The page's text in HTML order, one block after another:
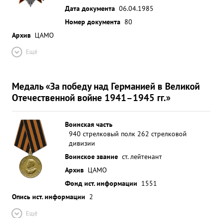
Дата документа 06.04.1985
Номер документа 80
Архив ЦАМО
Ещё
Медаль «За победу над Германией в Великой
Отечественной войне 1941–1945 гг.»
Воинская часть
940 стрелковый полк 262 стрелковой
дивизии
Воинское звание ст. лейтенант
Архив ЦАМО
Фонд ист. информации 1551
Опись ист. информации 2
Ещё